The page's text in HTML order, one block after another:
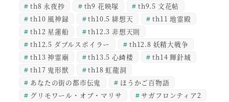
th8 永夜抄
th9 花映塚
th9.5 文花帖
th10 風神録
th10.5 緋想天
th11 地霊殿
th12 星蓮船
th12.3 非想天則
th12.5 ダブルスポイラー
th12.8 妖精大戦争
th13 神霊廟
th13.5 心綺楼
th14 輝針城
th17 鬼形獣
th18 虹龍洞
あなたの街の都市伝鬼
ほうかご百物語
グリモワール・オブ・マリサ
サガフロンティア2